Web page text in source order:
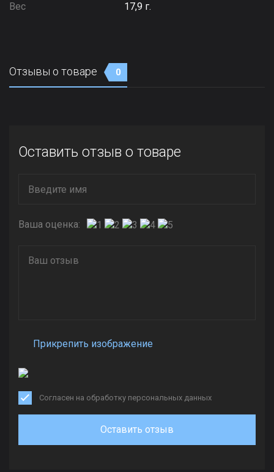
Вес
17,9 г.
Отзывы о товаре 0
Оставить отзыв о товаре
Ваша оценка:
Прикрепить изображение
Согласен на обработку персональных данных
Оставить отзыв